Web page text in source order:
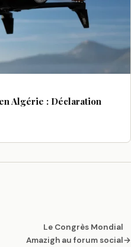
Algérie : Déclaration
Le Congrès Mondial
Amazigh au forum social→